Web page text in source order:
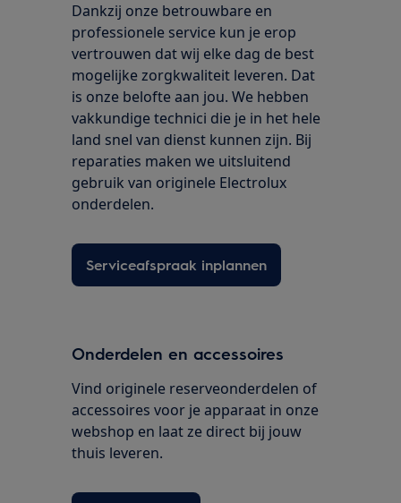
Dankzij onze betrouwbare en
professionele service kun je erop
vertrouwen dat wij elke dag de best
mogelijke zorgkwaliteit leveren. Dat
is onze belofte aan jou. We hebben
vakkundige technici die je in het hele
land snel van dienst kunnen zijn. Bij
reparaties maken we uitsluitend
gebruik van originele Electrolux
onderdelen.
Serviceafspraak inplannen
Onderdelen en accessoires
Vind originele reserveonderdelen of
accessoires voor je apparaat in onze
webshop en laat ze direct bij jouw
thuis leveren.